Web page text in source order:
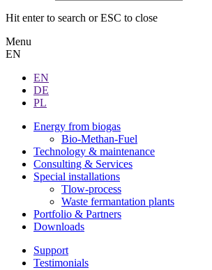
Hit enter to search or ESC to close
Menu
EN
EN
DE
PL
Energy from biogas
Bio-Methan-Fuel
Technology & maintenance
Consulting & Services
Special installations
Tlow-process
Waste fermantation plants
Portfolio & Partners
Downloads
Support
Testimonials